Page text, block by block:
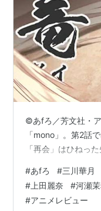
©あfろ／芳文社・
「mono」。第2話
「再会」はひねった
#あfろ #三川華月
# 上田麗奈 #河瀬
#アニメレビュー